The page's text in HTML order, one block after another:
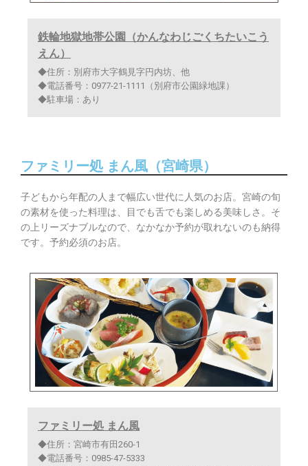
鉄輪地獄地帯公園（かんなわじごくちたいこう
えん）
◆住所：別府市大字鶴見字円内坊、他
◆電話番号：0977-21-1111（別府市公園緑地課）
◆駐車場：あり
ファミリー処 まん風（宮崎県）
子どもから年配の人まで幅広い世代に人気のお店。宮崎の旬
の素材を使った料理は、目でも舌でも楽しめる美味しさ。そ
の上リーズナブルなので、なかなか予約が取れないのも納得
です。予約必須のお店。
ファミリー処 まん風
◆住所：宮崎市有田260-1
◆電話番号：0985-47-5333